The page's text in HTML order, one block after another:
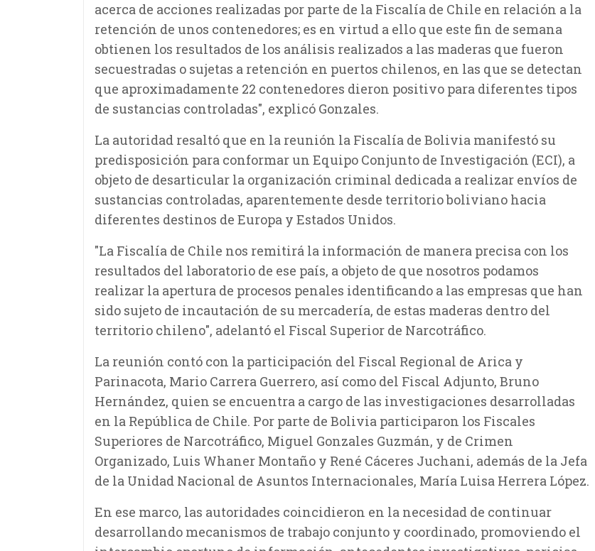
acerca de acciones realizadas por parte de la Fiscalía de Chile en relación a la
retención de unos contenedores; es en virtud a ello que este fin de semana
obtienen los resultados de los análisis realizados a las maderas que fueron
secuestradas o sujetas a retención en puertos chilenos, en las que se detectan
que aproximadamente 22 contenedores dieron positivo para diferentes tipos
de sustancias controladas", explicó Gonzales.
La autoridad resaltó que en la reunión la Fiscalía de Bolivia manifestó su
predisposición para conformar un Equipo Conjunto de Investigación (ECI), a
objeto de desarticular la organización criminal dedicada a realizar envíos de
sustancias controladas, aparentemente desde territorio boliviano hacia
diferentes destinos de Europa y Estados Unidos.
"La Fiscalía de Chile nos remitirá la información de manera precisa con los
resultados del laboratorio de ese país, a objeto de que nosotros podamos
realizar la apertura de procesos penales identificando a las empresas que han
sido sujeto de incautación de su mercadería, de estas maderas dentro del
territorio chileno", adelantó el Fiscal Superior de Narcotráfico.
La reunión contó con la participación del Fiscal Regional de Arica y
Parinacota, Mario Carrera Guerrero, así como del Fiscal Adjunto, Bruno
Hernández, quien se encuentra a cargo de las investigaciones desarrolladas
en la República de Chile. Por parte de Bolivia participaron los Fiscales
Superiores de Narcotráfico, Miguel Gonzales Guzmán, y de Crimen
Organizado, Luis Whaner Montaño y René Cáceres Juchani, además de la Jefa
de la Unidad Nacional de Asuntos Internacionales, María Luisa Herrera López.
En ese marco, las autoridades coincidieron en la necesidad de continuar
desarrollando mecanismos de trabajo conjunto y coordinado, promoviendo el